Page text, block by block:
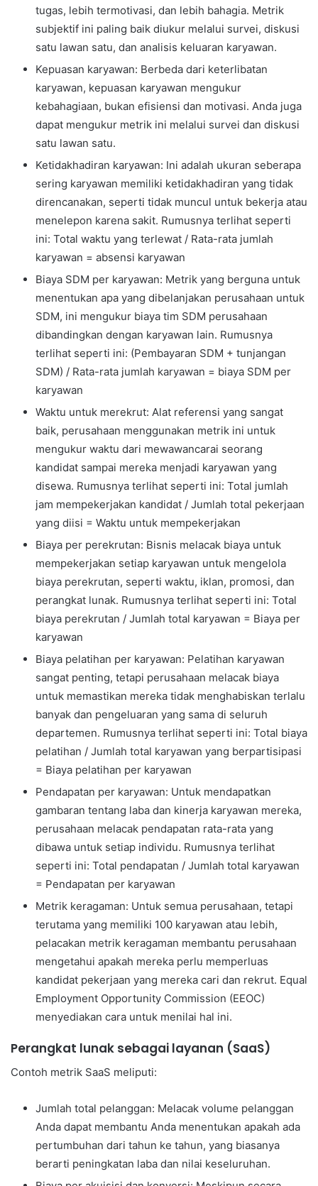
tugas, lebih termotivasi, dan lebih bahagia. Metrik
subjektif ini paling baik diukur melalui survei, diskusi
satu lawan satu, dan analisis keluaran karyawan.
Kepuasan karyawan: Berbeda dari keterlibatan
karyawan, kepuasan karyawan mengukur
kebahagiaan, bukan efisiensi dan motivasi. Anda juga
dapat mengukur metrik ini melalui survei dan diskusi
satu lawan satu.
Ketidakhadiran karyawan: Ini adalah ukuran seberapa
sering karyawan memiliki ketidakhadiran yang tidak
direncanakan, seperti tidak muncul untuk bekerja atau
menelepon karena sakit. Rumusnya terlihat seperti
ini: Total waktu yang terlewat / Rata-rata jumlah
karyawan = absensi karyawan
Biaya SDM per karyawan: Metrik yang berguna untuk
menentukan apa yang dibelanjakan perusahaan untuk
SDM, ini mengukur biaya tim SDM perusahaan
dibandingkan dengan karyawan lain. Rumusnya
terlihat seperti ini: (Pembayaran SDM + tunjangan
SDM) / Rata-rata jumlah karyawan = biaya SDM per
karyawan
Waktu untuk merekrut: Alat referensi yang sangat
baik, perusahaan menggunakan metrik ini untuk
mengukur waktu dari mewawancarai seorang
kandidat sampai mereka menjadi karyawan yang
disewa. Rumusnya terlihat seperti ini: Total jumlah
jam mempekerjakan kandidat / Jumlah total pekerjaan
yang diisi = Waktu untuk mempekerjakan
Biaya per perekrutan: Bisnis melacak biaya untuk
mempekerjakan setiap karyawan untuk mengelola
biaya perekrutan, seperti waktu, iklan, promosi, dan
perangkat lunak. Rumusnya terlihat seperti ini: Total
biaya perekrutan / Jumlah total karyawan = Biaya per
karyawan
Biaya pelatihan per karyawan: Pelatihan karyawan
sangat penting, tetapi perusahaan melacak biaya
untuk memastikan mereka tidak menghabiskan terlalu
banyak dan pengeluaran yang sama di seluruh
departemen. Rumusnya terlihat seperti ini: Total biaya
pelatihan / Jumlah total karyawan yang berpartisipasi
= Biaya pelatihan per karyawan
Pendapatan per karyawan: Untuk mendapatkan
gambaran tentang laba dan kinerja karyawan mereka,
perusahaan melacak pendapatan rata-rata yang
dibawa untuk setiap individu. Rumusnya terlihat
seperti ini: Total pendapatan / Jumlah total karyawan
= Pendapatan per karyawan
Metrik keragaman: Untuk semua perusahaan, tetapi
terutama yang memiliki 100 karyawan atau lebih,
pelacakan metrik keragaman membantu perusahaan
mengetahui apakah mereka perlu memperluas
kandidat pekerjaan yang mereka cari dan rekrut. Equal
Employment Opportunity Commission (EEOC)
menyediakan cara untuk menilai hal ini.
Perangkat lunak sebagai layanan (SaaS)
Contoh metrik SaaS meliputi:
Jumlah total pelanggan: Melacak volume pelanggan
Anda dapat membantu Anda menentukan apakah ada
pertumbuhan dari tahun ke tahun, yang biasanya
berarti peningkatan laba dan nilai keseluruhan.